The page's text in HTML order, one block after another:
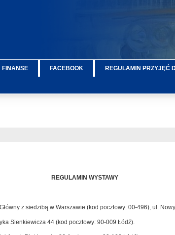
FINANSE FACEBOOK REGULAMIN PRZYJĘĆ
REGULAMIN WYSTAWY
z siedzibą w Warszawie (kod pocztowy: 00-496), ul.
Sienkiewicza 44 (kod pocztowy: 90-009 Łódź).